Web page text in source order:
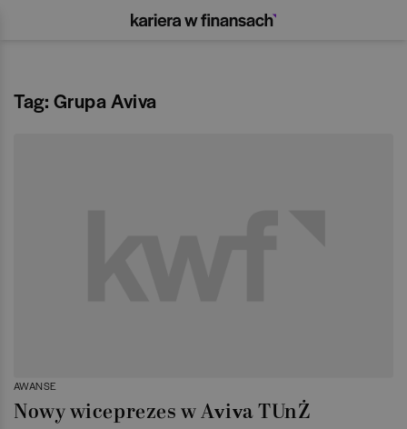
Tag: Grupa Aviva
AWANSE
Nowy wiceprezes w Aviva TUnŻ